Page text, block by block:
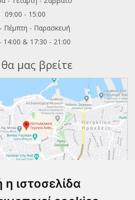
η ιστοσελίδα
09:00 - 15:00
- Πέμπτη - Παρασκευή
14:00 & 17:30 - 21:00
μας βρείτε
μας